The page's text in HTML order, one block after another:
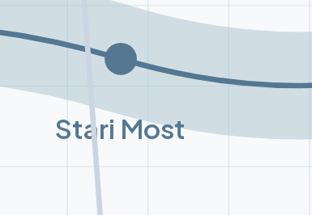
Stari Most